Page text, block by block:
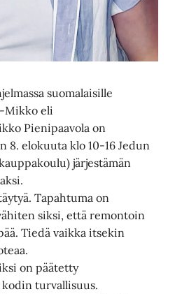
suomalaisille
eli
Pienipaavola on
8. elokuuta klo 10-16 Jedun
järjestämän
Tapahtuma on
siksi, että remontoin
Tiedä vaikka itsekin
on päätetty
turvallisuus.